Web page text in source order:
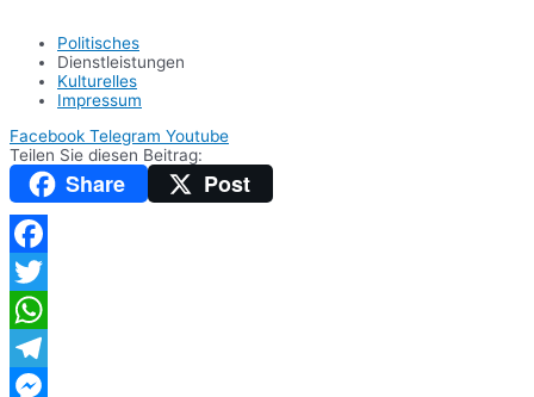
Politisches
Dienstleistungen
Kulturelles
Impressum
Facebook Telegram Youtube
Teilen Sie diesen Beitrag:
Share Post
Facebook
Twitter
WhatsApp
Telegram